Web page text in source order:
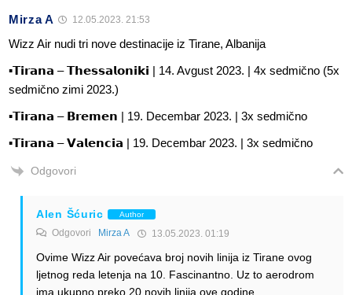
Mirza A 12.05.2023. 21:53
Wizz Air nudi tri nove destinacije iz Tirane, Albanija
▪️𝗧𝗶𝗿𝗮𝗻𝗮 – 𝗧𝗵𝗲𝘀𝘀𝗮𝗹𝗼𝗻𝗶𝗸𝗶 | 14. Avgust 2023. | 4x sedmično (5x
sedmično zimi 2023.)
▪️𝗧𝗶𝗿𝗮𝗻𝗮 – 𝗕𝗿𝗲𝗺𝗲𝗻 | 19. Decembar 2023. | 3x sedmično
▪️𝗧𝗶𝗿𝗮𝗻𝗮 – 𝗩𝗮𝗹𝗲𝗻𝗰𝗶𝗮 | 19. Decembar 2023. | 3x sedmično
Odgovori
Alen Šćuric Author
Odgovori Mirza A 13.05.2023. 01:19
Ovime Wizz Air povećava broj novih linija iz Tirane ovog
ljetnog reda letenja na 10. Fascinantno. Uz to aerodrom
ima ukupno preko 20 novih linija ove godine.